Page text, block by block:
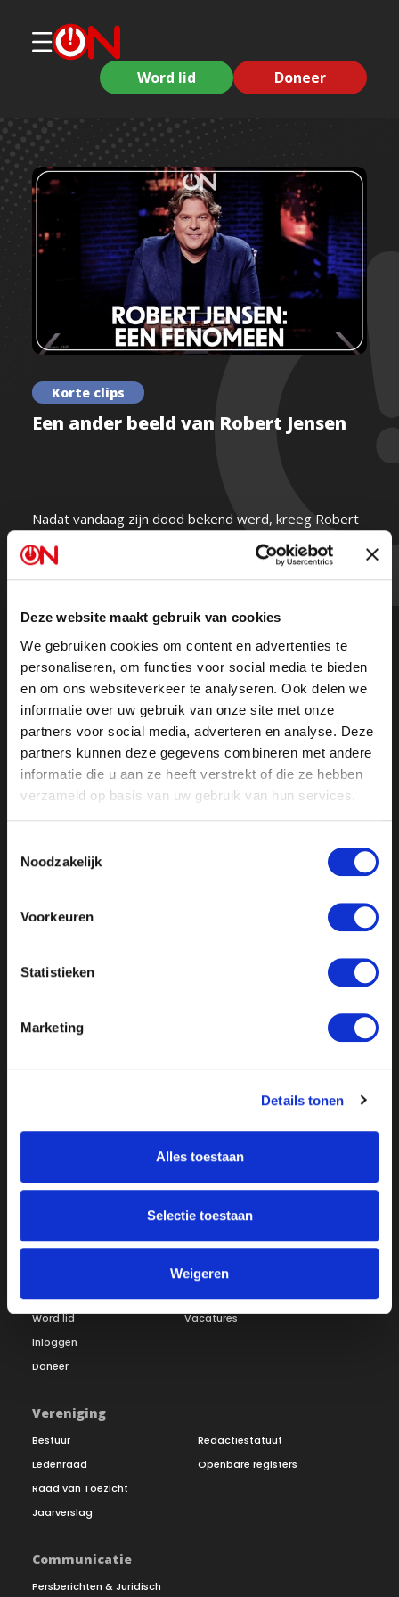
Deze website maakt gebruik van cookies
We gebruiken cookies om content en advertenties te
personaliseren, om functies voor social media te bieden
en om ons websiteverkeer te analyseren. Ook delen we
informatie over uw gebruik van onze site met onze
partners voor social media, adverteren en analyse. Deze
partners kunnen deze gegevens combineren met andere
informatie die u aan ze heeft verstrekt of die ze hebben
verzameld op basis van uw gebruik van hun services.
Noodzakelijk
Voorkeuren
Statistieken
Marketing
Details tonen
Alles toestaan
Selectie toestaan
Weigeren
Word lid Doneer
Korte clips
Een ander beeld van Robert Jensen
Nadat vandaag zijn dood bekend werd, kreeg Robert
Jensen van de NRC nog even een mes in de rug.
De populaire Jensen was dan ook een gevaar voor de
In deze video analyse geeft ON het andere beeld van
Word lid
Inloggen
Doneer
Vacatures
Vereniging
Bestuur
Ledenraad
Raad van Toezicht
Jaarverslag
Redactiestatuut
Openbare registers
Communicatie
Persberichten & Juridisch